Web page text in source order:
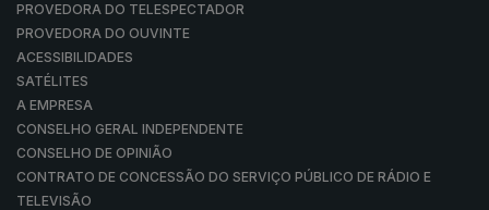
PROVEDORA DO TELESPECTADOR
PROVEDORA DO OUVINTE
ACESSIBILIDADES
SATÉLITES
A EMPRESA
CONSELHO GERAL INDEPENDENTE
CONSELHO DE OPINIÃO
CONTRATO DE CONCESSÃO DO SERVIÇO PÚBLICO DE RÁDIO E
TELEVISÃO